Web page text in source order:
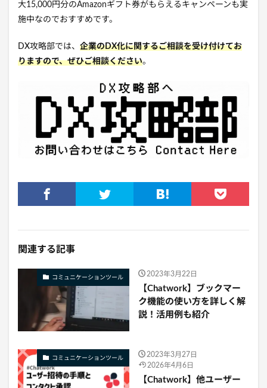
大15,000円分のAmazonギフト券がもらえるキャンペーンも実
施中なのでおすすめです。
DX攻略部では、 企業のDX化に関するご相談を受け付けてお
りますので、ぜひご相談ください。
関連する記事
コミュニケーションツール 2023年3月22日
【Chatwork】ブックマー
ク機能の使い方を詳しく解
説！活用例も紹介
コミュニケーションツール
2023年3月27日
2026年4月6日
【Chatwork】他ユーザー